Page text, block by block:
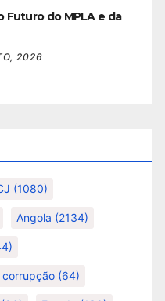
Futuro do MPLA e da
2026
(1080)
Angola (2134)
corrupção (64)